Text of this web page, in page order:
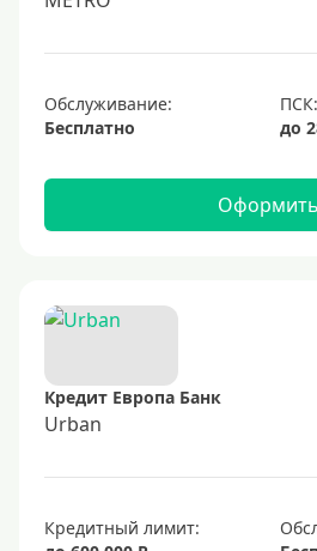
С большим лимитом
Безлимитные
UnionPay
Мир
Золотые
Обслуживание:
Бесплатно
Оформить
Кредит Европа Банк
Urban
Кредитный лимит: